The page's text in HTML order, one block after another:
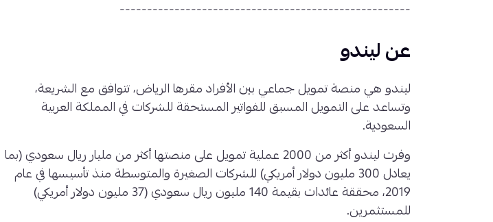
-----------------------------------------------------
عن ليندو
ليندو هي منصة تمويل جماعي بين الأفراد مقرها الرياض، تتوافق مع الشريعة،
وتساعد على التمويل المسبق للفواتير المستحقة للشركات في المملكة العربية
السعودية.
وفرت ليندو أكثر من 2000 عملية تمويل على منصتها أكثر من مليار ريال سعودي (بما
يعادل 300 مليون دولار أمريكي) للشركات الصغيرة والمتوسطة منذ تأسيسها في عام
2019، محققة عائدات بقيمة 140 مليون ريال سعودي (37 مليون دولار أمريكي)
للمستثمرين.